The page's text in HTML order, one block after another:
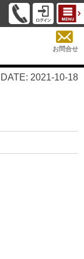
お問合せ
DATE: 2021-10-18